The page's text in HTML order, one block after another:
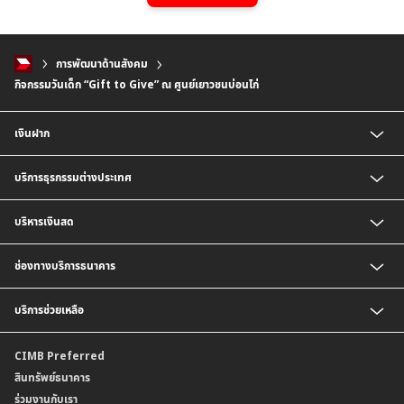
การพัฒนาด้านสังคม
กิจกรรมวันเด็ก “Gift to Give” ณ ศูนย์เยาวชนบ่อนไก่
เงินฝาก
เงินฝากกระแสรายวัน
เงินฝากเพื่อบริหารจัดการเงินสด (Cash Management Savings)
เงินฝาก Corporate Super Savings
เงินฝากประจำ
บัญชี CIMB Biz Account
เงินฝากเงินตราต่างประเทศ
เงินฝากสกุลมาเลเซียริงกิต
บัญชีเงินฝาก CIMB Biz US Dollar
บริการธุรกรรมต่างประเทศ
บริการเพื่อธุรกิจส่งออก
บริการออกหนังสือค้ำประกัน
บริหารเงินสด
บริการรับชำระเงิน
ช่องทางบริการธนาคาร
พร้อมเพย์นิติบุคคล
บริการช่วยเหลือ
สาขาธนาคาร
ข้อมูลคุณภาพการให้บริการ
CIMB Preferred
สินทรัพย์ธนาคาร
ร่วมงานกับเรา